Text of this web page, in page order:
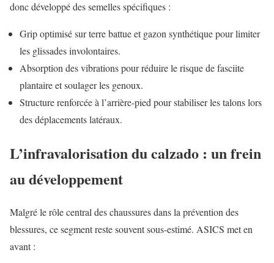
donc développé des semelles spécifiques :
Grip optimisé sur terre battue et gazon synthétique pour limiter
les glissades involontaires.
Absorption des vibrations pour réduire le risque de fasciite
plantaire et soulager les genoux.
Structure renforcée à l’arrière-pied pour stabiliser les talons lors
des déplacements latéraux.
L’infravalorisation du calzado : un frein
au développement
Malgré le rôle central des chaussures dans la prévention des
blessures, ce segment reste souvent sous-estimé. ASICS met en
avant :